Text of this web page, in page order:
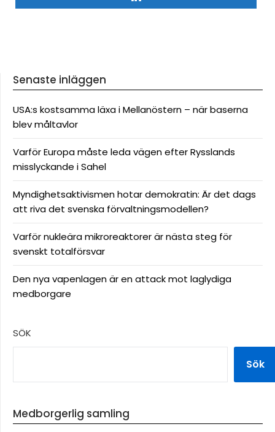
Senaste inläggen
USA:s kostsamma läxa i Mellanöstern – när baserna
blev måltavlor
Varför Europa måste leda vägen efter Rysslands
misslyckande i Sahel
Myndighetsaktivismen hotar demokratin: Är det dags
att riva det svenska förvaltningsmodellen?
Varför nukleära mikroreaktorer är nästa steg för
svenskt totalförsvar
Den nya vapenlagen är en attack mot laglydiga
medborgare
SÖK
Sök
Medborgerlig samling